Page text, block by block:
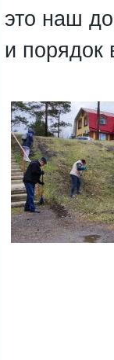
это наш
и порядок